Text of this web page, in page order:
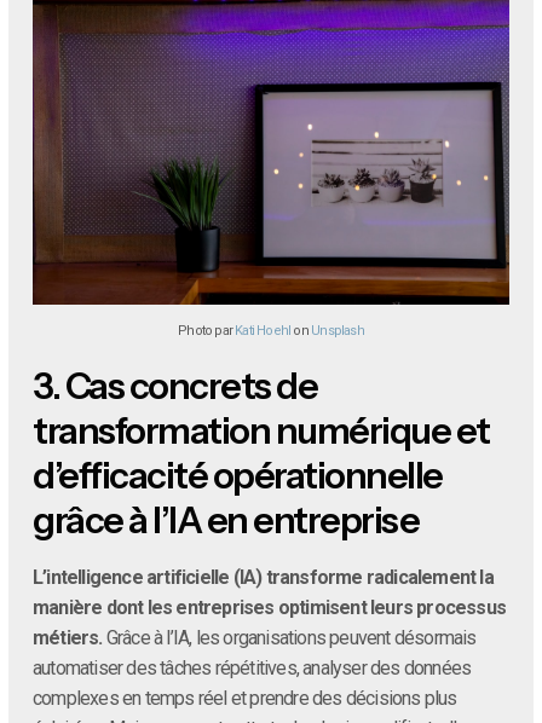
Photo par Kati Hoehl on Unsplash
3.Cas concrets de
transformation numérique et
d’efficacité opérationnelle
grâce à l’IA en entreprise
L’intelligence artificielle (IA) transforme radicalement la
manière dont les entreprises optimisent leurs processus
métiers. Grâce à l’IA, les organisations peuvent désormais
automatiser des tâches répétitives, analyser des données
complexes en temps réel et prendre des décisions plus